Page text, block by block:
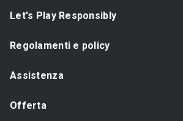
Let's Play Responsibly
Regolamenti e policy
Assistenza
Offerta